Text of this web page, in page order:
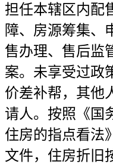
担任本辖区内配
障、房源筹集、
售办理、售后监
案。未享受过政
价差补帮，其他
请人。按照《国
住房的指点看法
文件，住房折旧